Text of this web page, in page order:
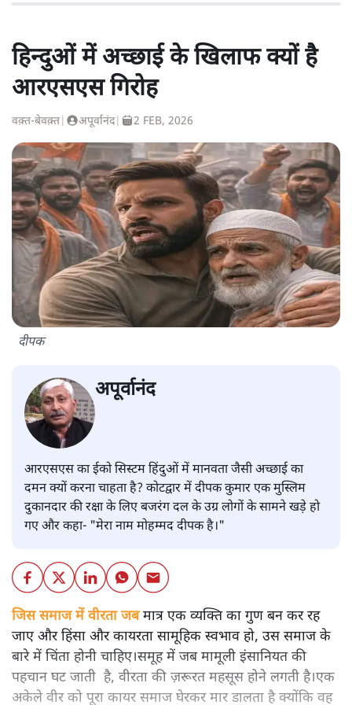
हिन्दुओं में अच्छाई के खिलाफ क्यों है
आरएसएस गिरोह
वक़्त-बेवक़्त अपूर्वानंद| 2 FEB, 2026
दीपक
अपूर्वानंद
आरएसएस का ईको सिस्टम हिंदुओं में मानवता जैसी अच्छाई का
दमन क्यों करना चाहता है? कोटद्वार में दीपक कुमार एक मुस्लिम
दुकानदार की रक्षा के लिए बजरंग दल के उग्र लोगों के सामने खड़े हो
गए और कहा- "मेरा नाम मोहम्मद दीपक है।"
जिस समाज में वीरता जबमात्र एक व्यक्ति का गुण बन कर रह
जाए और हिंसा और कायरता सामूहिक स्वभाव हो, उस समाज के
बारे में चिंता होनी चाहिए।समूह में जब मामूली इंसानियत की
पहचान घट जाती है, वीरता की ज़रूरत महसूस होने लगती है।एक
अकेले वीर को पूरा कायर समाज घेरकर मार डालता है क्योंकि वह